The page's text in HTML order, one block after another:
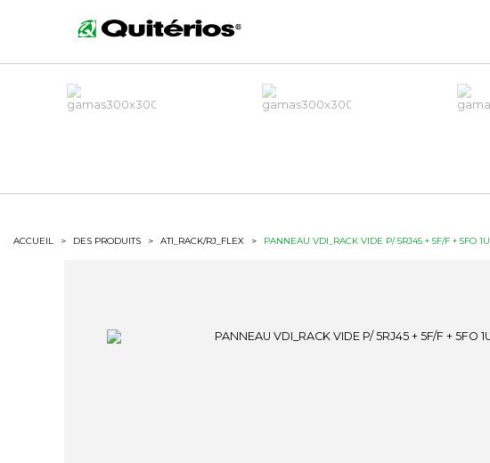
ACCUEIL > DES PRODUITS > ATI_RACK/RJ_FLEX > PANNEAU VDI_RACK VIDE P/ 5RJ45 + 5F/F + 5FO 1U